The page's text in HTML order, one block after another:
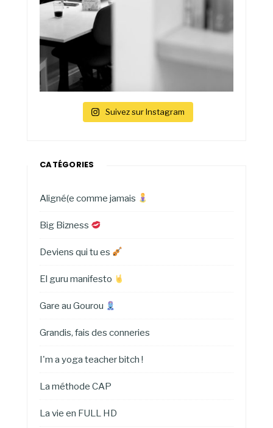
Suivez sur Instagram
CATÉGORIES
Aligné(e comme jamais
Big Bizness
Deviens qui tu es
El guru manifesto
Gare au Gourou
Grandis, fais des conneries
I'm a yoga teacher bitch !
La méthode CAP
La vie en FULL HD